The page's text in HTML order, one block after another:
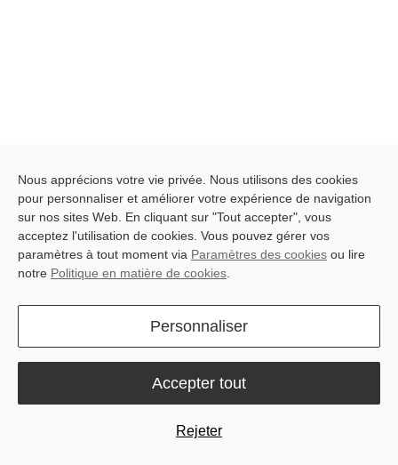
Latest blog posts
Produit & Innovation Témoignages d'utilisateurs
News
Nous apprécions votre vie privée. Nous utilisons des cookies
pour personnaliser et améliorer votre expérience de navigation
sur nos sites Web. En cliquant sur "Tout accepter", vous
acceptez l'utilisation de cookies. Vous pouvez gérer vos
paramètres à tout moment via Paramètres des cookies ou lire
notre Politique en matière de cookies
Personnaliser
Rejeter
Accepter tout